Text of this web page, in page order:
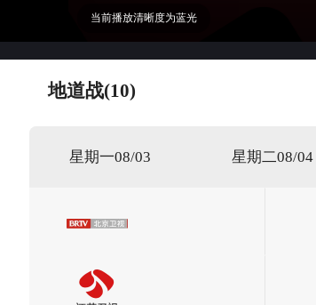
当前播放清晰度为蓝光
地道战(10)
星期一08/03 星期二08/04